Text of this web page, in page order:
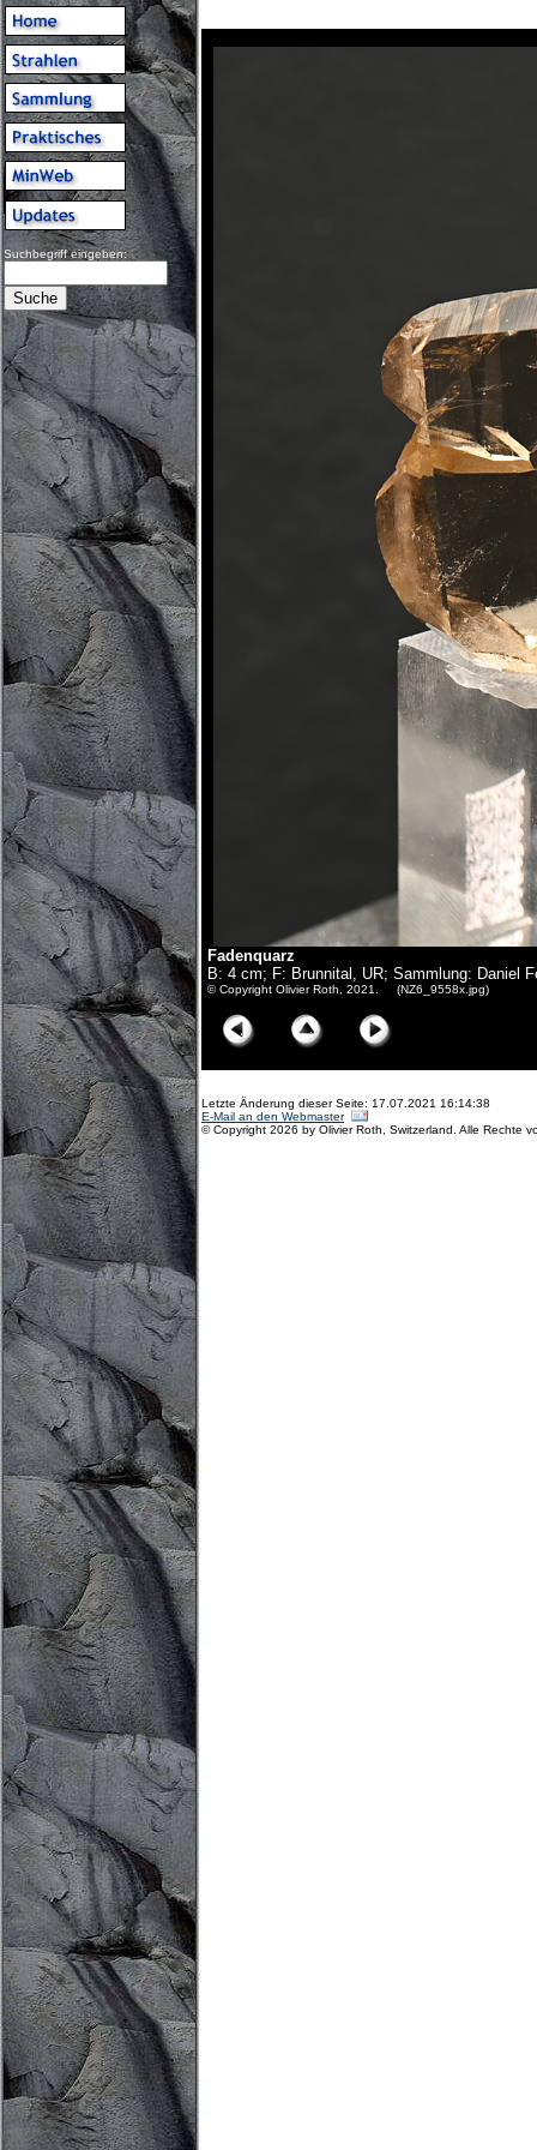
Suchbegriff eingeben:
Fadenquarz
B: 4 cm; F: Brunnital, UR; Sammlung: Daniel
© Copyright Olivier Roth, 2021. (NZ6_9558x.jpg)
Letzte Änderung dieser Seite: 17.07.2021 16:14:38
E-Mail an den Webmaster
© Copyright 2026 by Olivier Roth, Switzerland. Alle Rechte